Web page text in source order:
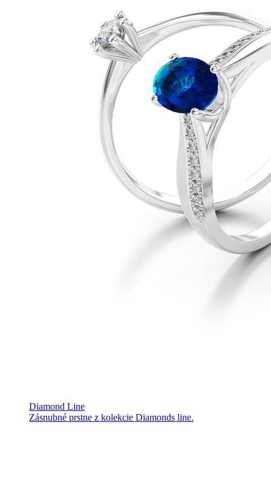
Diamond Line
Zásnubné prstne z kolekcie Diamonds line.